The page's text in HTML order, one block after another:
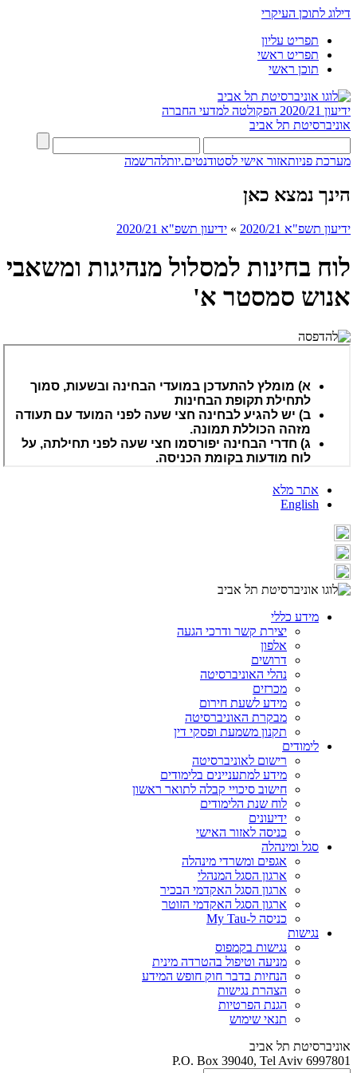
דילוג לתוכן העיקרי
תפריט עליון
תפריט ראשי
תוכן ראשי
ידיעון 2020/21
הפקולטה למדעי החברה
אוניברסיטת תל אביב
מערכת פניותאזור אישי לסטודנטים.יותלהרשמה
הינך נמצא כאן
ידיעון תשפ"א 2020/21 » ידיעון תשפ"א 2020/21
לוח בחינות למסלול מנהיגות ומשאבי
אנוש סמסטר א'
אתר מלא
English
מידע כללי
יצירת קשר ודרכי הגעה
אלפון
דרושים
נהלי האוניברסיטה
מכרזים
מידע לשעת חירום
מבקרת האוניברסיטה
תקנון משמעת ופסקי דין
לימודים
רישום לאוניברסיטה
מידע למתעניינים בלימודים
חישוב סיכויי קבלה לתואר ראשון
לוח שנת הלימודים
ידיעונים
כניסה לאזור האישי
סגל ומינהלה
אגפים ומשרדי מינהלה
ארגון הסגל המנהלי
ארגון הסגל האקדמי הבכיר
ארגון הסגל האקדמי הזוטר
כניסה ל-My Tau
נגישות
נגישות בקמפוס
מניעה וטיפול בהטרדה מינית
הנחיות בדבר חוק חופש המידע
הצהרת נגישות
הגנת הפרטיות
תנאי שימוש
אוניברסיטת תל אביב
P.O. Box 39040, Tel Aviv 6997801